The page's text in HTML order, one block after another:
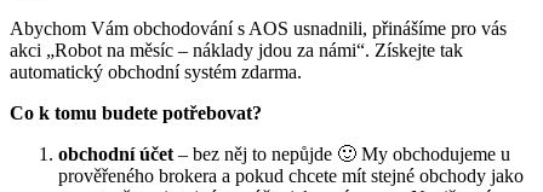
Abychom Vám obchodování s AOS usnadnili, přinášíme pro vás
akci „Robot na měsíc – náklady jdou za námi“. Získejte tak
automatický obchodní systém zdarma.
Co k tomu budete potřebovat?
obchodní účet – bez něj to nepůjde 🙂 My obchodujeme u
prověřeného brokera a pokud chcete mít stejné obchody jako